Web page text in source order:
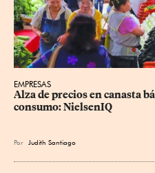
EMPRESAS
Alza de precios en canasta
consumo: NielsenIQ
Por Judith Santiago